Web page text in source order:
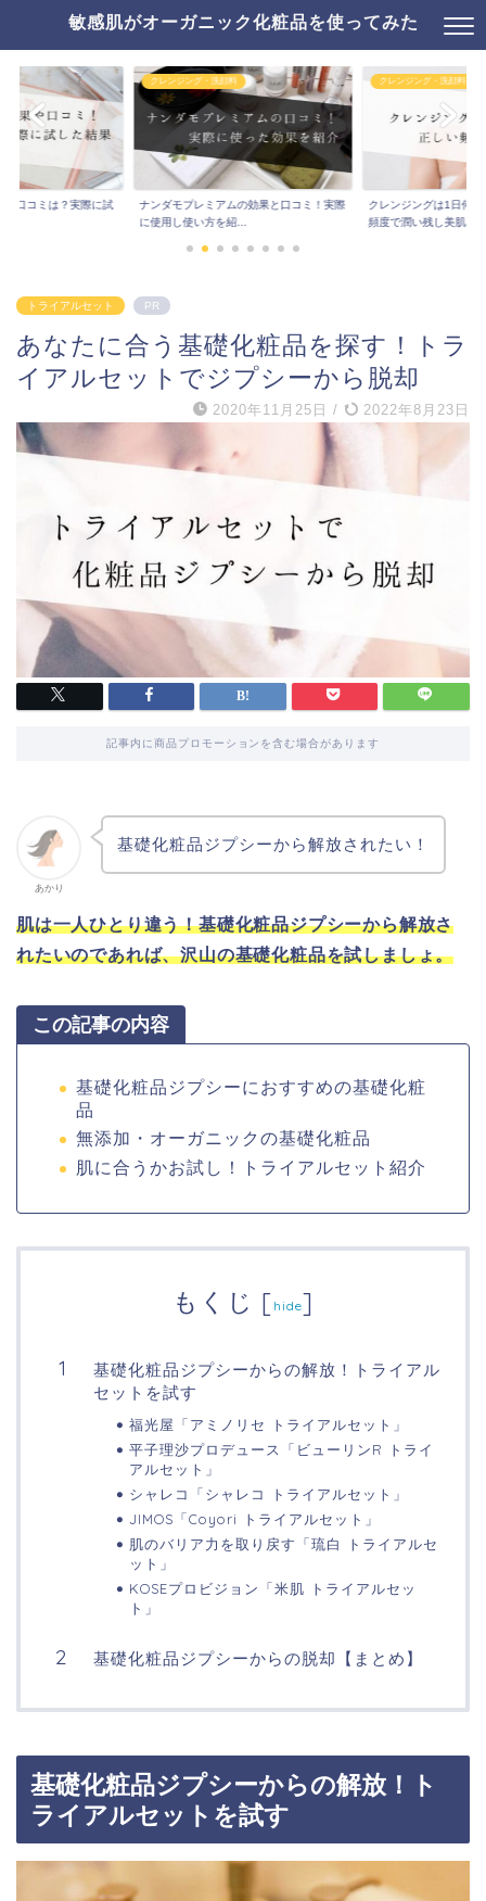
敏感肌がオーガニック化粧品を使ってみた
や口コミは？実際に試
クレンジング・洗顔料
ナンダモプレミアムの効果と口コミ！実際
に使用し使い方を紹...
クレンジング・洗顔料
クレンジングは1日何
頻度で潤い残し美肌...
トライアルセット PR
あなたに合う基礎化粧品を探す！トラ
イアルセットでジプシーから脱却
2020年11月25日 / 2022年8月23日
記事内に商品プロモーションを含む場合があります
あかり
基礎化粧品ジプシーから解放されたい！
肌は一人ひとり違う！基礎化粧品ジプシーから解放さ
れたいのであれば、沢山の基礎化粧品を試しましょ。
この記事の内容
基礎化粧品ジプシーにおすすめの基礎化粧
品
無添加・オーガニックの基礎化粧品
肌に合うかお試し！トライアルセット紹介
もくじ [ hide]
基礎化粧品ジプシーからの解放！トライアル
セットを試す
福光屋「アミノリセ トライアルセット」
平子理沙プロデュース「ビューリンR トライ
アルセット」
シャレコ「シャレコ トライアルセット」
JIMOS「Coyori トライアルセット」
肌のバリア力を取り戻す「琉白 トライアルセ
ット」
KOSEプロビジョン「米肌 トライアルセッ
ト」
基礎化粧品ジプシーからの脱却【まとめ】
基礎化粧品ジプシーからの解放！ト
ライアルセットを試す